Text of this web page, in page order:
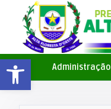
Barra de Ferramentas AbertaAdministração